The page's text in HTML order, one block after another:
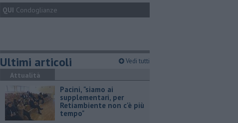
QUI Condoglianze
Ultimi articoli Vedi tutti
Attualità
Pacini, "siamo ai
supplementari, per
Retiambiente non c'è più
tempo"